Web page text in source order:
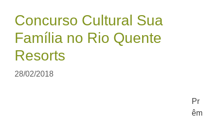
Concurso Cultural Sua
Família no Rio Quente
Resorts
28/02/2018
Pr
êm